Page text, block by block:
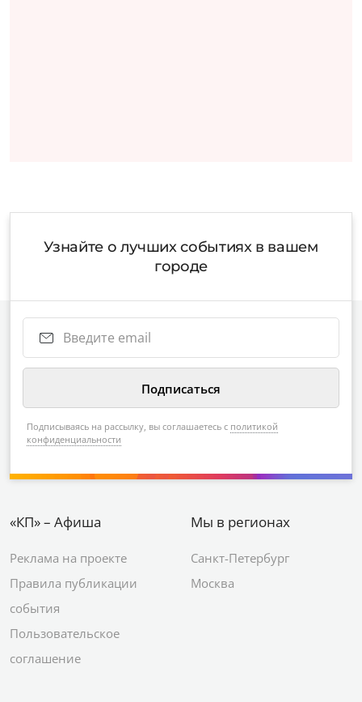
Узнайте о лучших событиях в вашем
городе
Подписываясь на рассылку, вы соглашаетесь с политикой
конфиденциальности
«КП» – Афиша
Реклама на проекте
Правила публикации
события
Пользовательское
соглашение
Мы в регионах
Санкт-Петербург
Москва